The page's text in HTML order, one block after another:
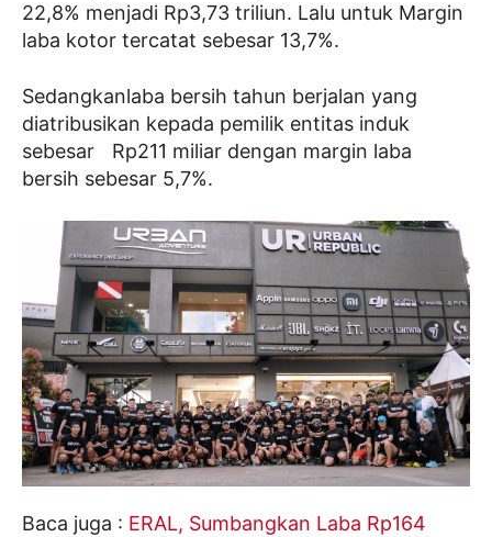
22,8% menjadi Rp3,73 triliun. Lalu untuk Margin
laba kotor tercatat sebesar 13,7%.
Sedangkanlaba bersih tahun berjalan yang
diatribusikan kepada pemilik entitas induk
sebesar Rp211 miliar dengan margin laba
bersih sebesar 5,7%.
Baca juga : ERAL, Sumbangkan Laba Rp164